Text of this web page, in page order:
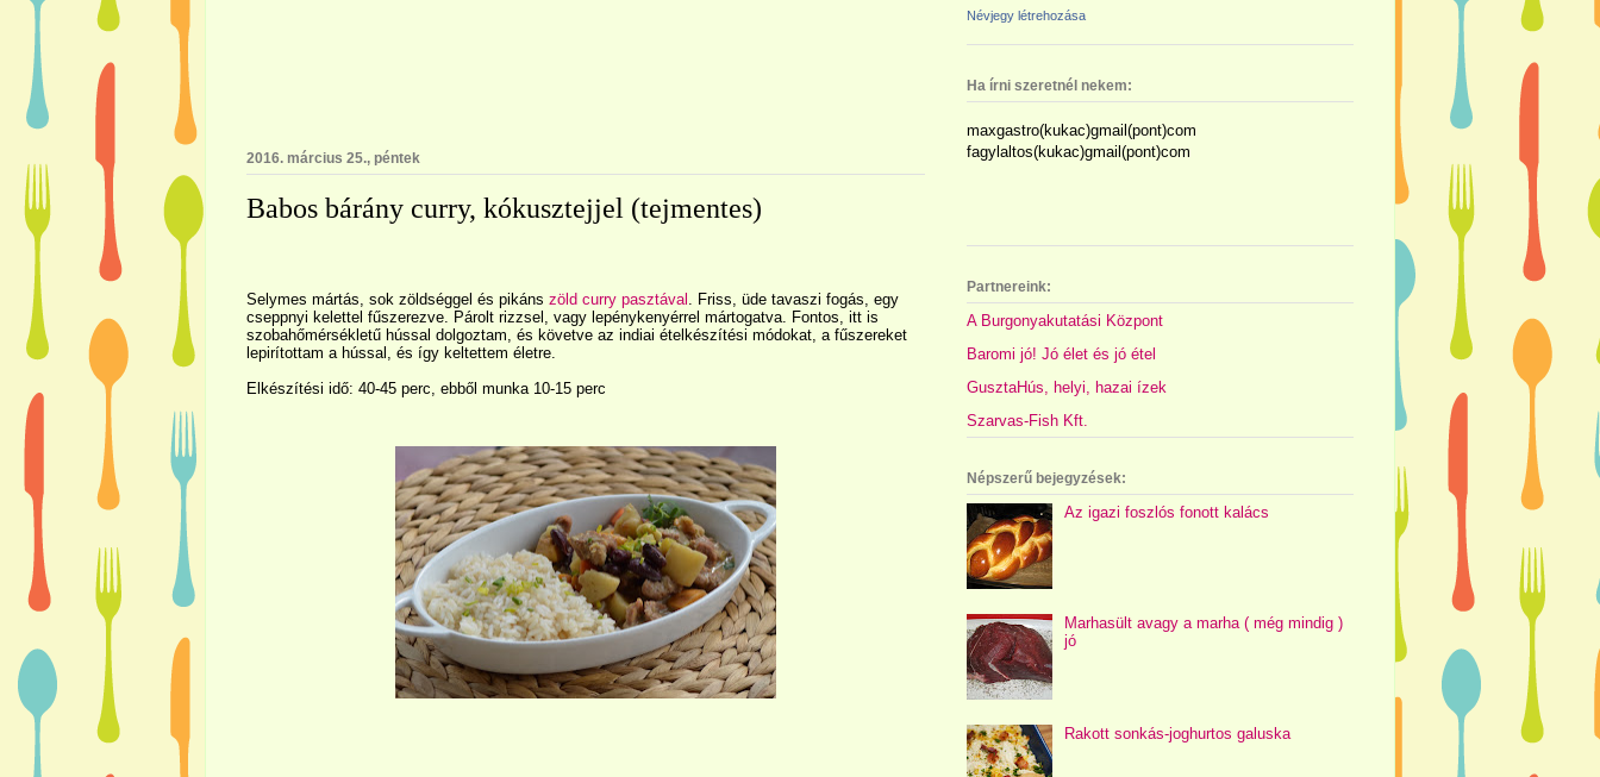
2016. március 25., péntek
Babos bárány curry, kókusztejjel (tejmentes)
Selymes mártás, sok zöldséggel és pikáns zöld curry pasztával . Friss, üde tavaszi fogás, egy
cseppnyi kelettel fűszerezve. Párolt rizzsel, vagy lepénykenyérrel mártogatva. Fontos, itt is
szobahőmérsékletű hússal dolgoztam, és követve az indiai ételkészítési módokat, a fűszereket
lepirítottam a hússal, és így keltettem életre.
Elkészítési idő: 40-45 perc, ebből munka 10-15 perc
Névjegy létrehozása
Ha írni szeretnél nekem:
maxgastro(kukac)gmail(pont)com
fagylaltos(kukac)gmail(pont)com
Partnereink:
A Burgonyakutatási Központ
Baromi jó! Jó élet és jó étel
GusztaHús, helyi, hazai ízek
Szarvas-Fish Kft.
Népszerű bejegyzések:
Az igazi foszlós fonott kalács
Marhasült avagy a marha ( még mindig )
jó
Rakott sonkás-joghurtos galuska